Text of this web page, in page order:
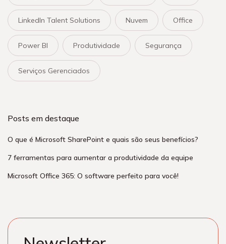
LinkedIn Talent Solutions Nuvem Office
Power BI Produtividade Segurança
Serviços Gerenciados
Posts em destaque
O que é Microsoft SharePoint e quais são seus benefícios?
7 ferramentas para aumentar a produtividade da equipe
Microsoft Office 365: O software perfeito para você!